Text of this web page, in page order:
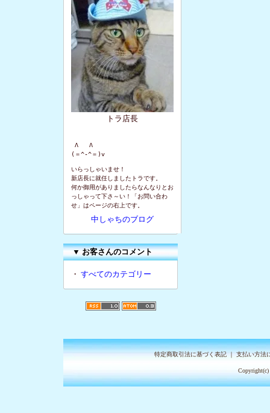
トラ店長
Λ   Λ
(＝^-^＝)v
いらっしゃいませ！
新店長に就任しましたトラです。
何か御用がありましたらなんなりとお
っしゃって下さ～い！「お問い合わ
せ」はページの右上です。
中しゃちのブログ
▼お客さんのコメント
・ すべてのカテゴリー
特定商取引法に基づく表記｜支払い方法